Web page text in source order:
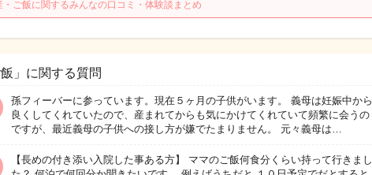
・ご飯に関するみんなの口コミ・体験談まとめ
」に関する質問
孫フィーバーに参っています。現在５ヶ月の子供がいます。 義母は妊娠中から
良くしてくれていたので、産まれてからも気にかけてくれていて頻繁に会うの
ですが、最近義母の子供への接し方が嫌でたまりません。 元々義母は…
【長めの付き添い入院した事ある方】 ママのご飯何食分くらい持って行きまし